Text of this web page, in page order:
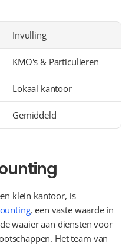
Invulling
KMO's & Particulieren
Lokaal kantoor
Gemiddeld
klein kantoor, is
, een vaste waarde in
waaier aan diensten voor
Het team van